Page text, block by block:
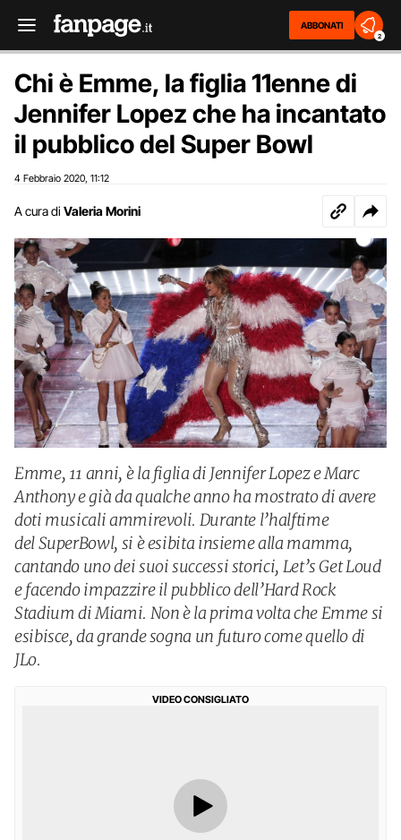
ABBONATI
2
Chi è Emme, la figlia 11enne di
Jennifer Lopez che ha incantato
il pubblico del Super Bowl
4 Febbraio 2020 11:12
A cura di Valeria Morini
Emme, 11 anni, è la figlia di Jennifer Lopez e Marc
Anthony e già da qualche anno ha mostrato di avere
doti musicali ammirevoli. Durante l’halftime
del SuperBowl, si è esibita insieme alla mamma,
cantando uno dei suoi successi storici, Let’s Get Loud
e facendo impazzire il pubblico dell’Hard Rock
Stadium di Miami. Non è la prima volta che Emme si
esibisce, da grande sogna un futuro come quello di
JLo.
VIDEO CONSIGLIATO